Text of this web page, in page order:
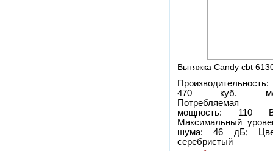
Вытяжка Candy cbt
Производительность:
470 куб. м/
Потребляемая
мощность: 110
Максимальный
шума: 46 дБ;
серебристый